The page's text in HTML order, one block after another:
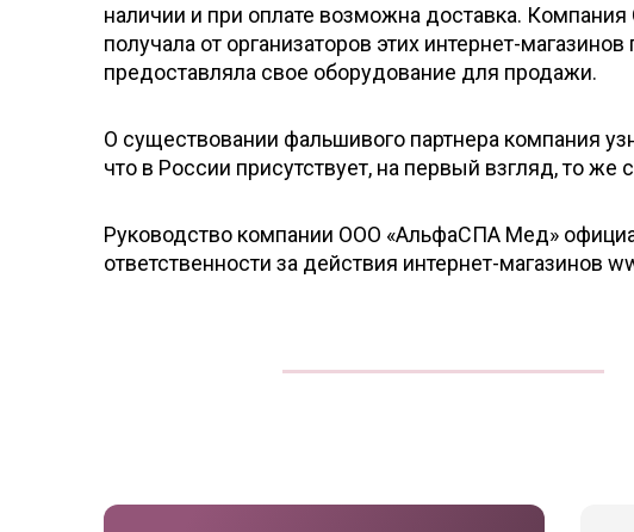
наличии и при оплате возможна доставка.
получала от организаторов этих интернет-
предоставляла свое оборудование для продажи.
О существовании фальшивого партнера компания
что в России присутствует, на первый взгляд, то
Руководство компании ООО «АльфаСПА Мед»
ответственности за действия интернет-магазинов